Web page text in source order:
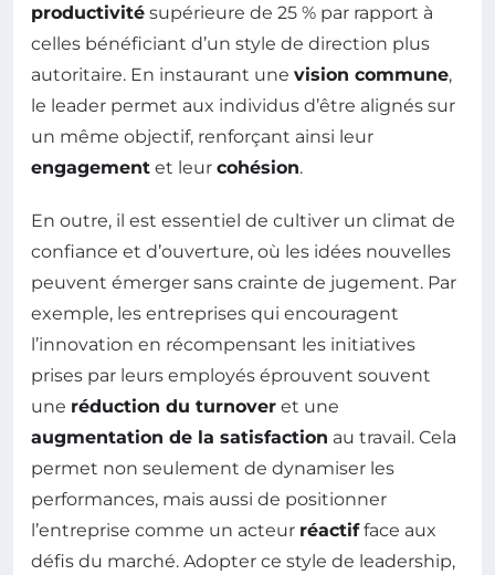
productivité supérieure de 25 % par rapport à
celles bénéficiant d’un style de direction plus
autoritaire. En instaurant une vision commune,
le leader permet aux individus d’être alignés sur
un même objectif, renforçant ainsi leur
engagement et leur cohésion.
En outre, il est essentiel de cultiver un climat de
confiance et d’ouverture, où les idées nouvelles
peuvent émerger sans crainte de jugement. Par
exemple, les entreprises qui encouragent
l’innovation en récompensant les initiatives
prises par leurs employés éprouvent souvent
une réduction du turnover et une
augmentation de la satisfaction au travail. Cela
permet non seulement de dynamiser les
performances, mais aussi de positionner
l’entreprise comme un acteur réactifface aux
défis du marché. Adopter ce style de leadership,